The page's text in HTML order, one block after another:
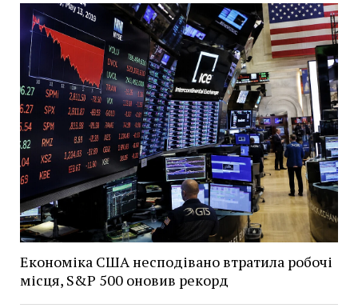
Економіка США несподівано втратила робочі
місця, S&P 500 оновив рекорд